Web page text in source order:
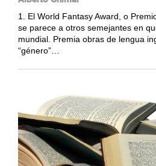
1. El World Fantasy Award, o
se parece a otros semejantes en
mundial. Premia obras de lengua
“género”…